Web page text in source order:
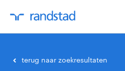
terug naar zoekresultaten